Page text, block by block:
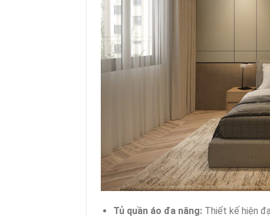
Tủ quần áo đa năng:Thiết kế hiện